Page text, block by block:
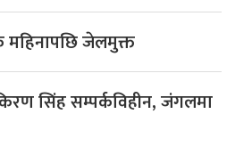
महिनापछि जेलमुक्त
सिंह सम्पर्कविहीन, जंगलमा